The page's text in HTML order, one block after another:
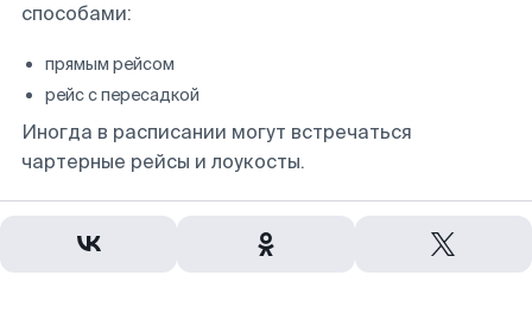
способами:
прямым рейсом
рейс с пересадкой
Иногда в расписании могут встречаться
чартерные рейсы и лоукосты.